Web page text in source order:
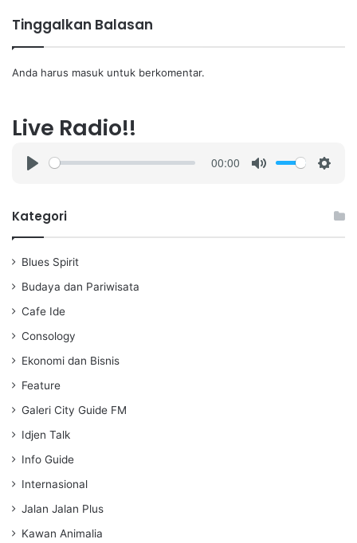
Tinggalkan Balasan
Anda harus masuk untuk berkomentar.
Live Radio!!
a
00:00
Kategori
Blues Spirit
Budaya dan Pariwisata
Cafe Ide
Consology
Ekonomi dan Bisnis
Feature
Galeri City Guide FM
Idjen Talk
Info Guide
Internasional
Jalan Jalan Plus
Kawan Animalia